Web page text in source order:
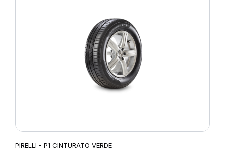
PIRELLI - P1 CINTURATO VERDE